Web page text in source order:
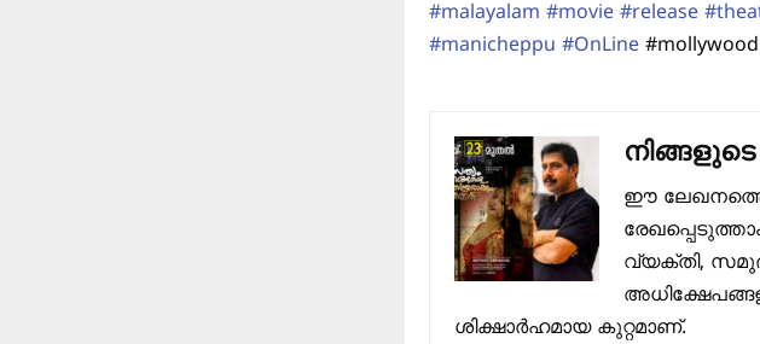
#malayalam #movie #release
#manicheppu #OnLine #mollywood
ഈ ലേഖനത്തെ
വ്യക്തി,
ശിക്ഷാർഹമായ കുറ്റമാണ്.